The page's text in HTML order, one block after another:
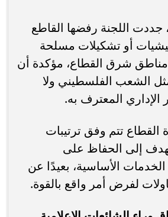
جددت اللجنة رفضها القاطع
أو تشكيلات مسلحة
شرق القطاع، مؤكدة أن
الشعب الفلسطيني ولا
المعترف به.
تتم وفق ترتيبات
إلى الحفاظ على
الخدمات الأساسية، بعيدًا عن
لفرض أمر واقع بالقوة.